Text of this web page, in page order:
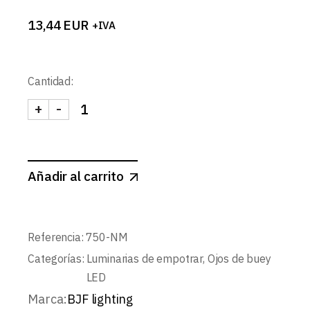
13,44 EUR +IVA
Cantidad:
SPOT CUADRADO CONCAVO FIJO Ø75mm GU10
-
+
Añadir al carrito
Referencia: 750-NM
Categorías: Luminarias de empotrar, Ojos de buey
LED
Marca:BJF lighting